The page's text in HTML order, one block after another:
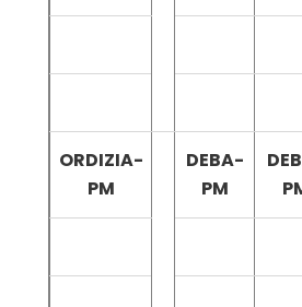
ORDIZIA-
PM
DEBA-
PM